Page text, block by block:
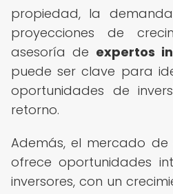
propiedad, la
proyecciones de
asesoría de expertos
puede ser clave para
oportunidades de
retorno.
Además, el mercado de
ofrece oportunidades
inversores, con un